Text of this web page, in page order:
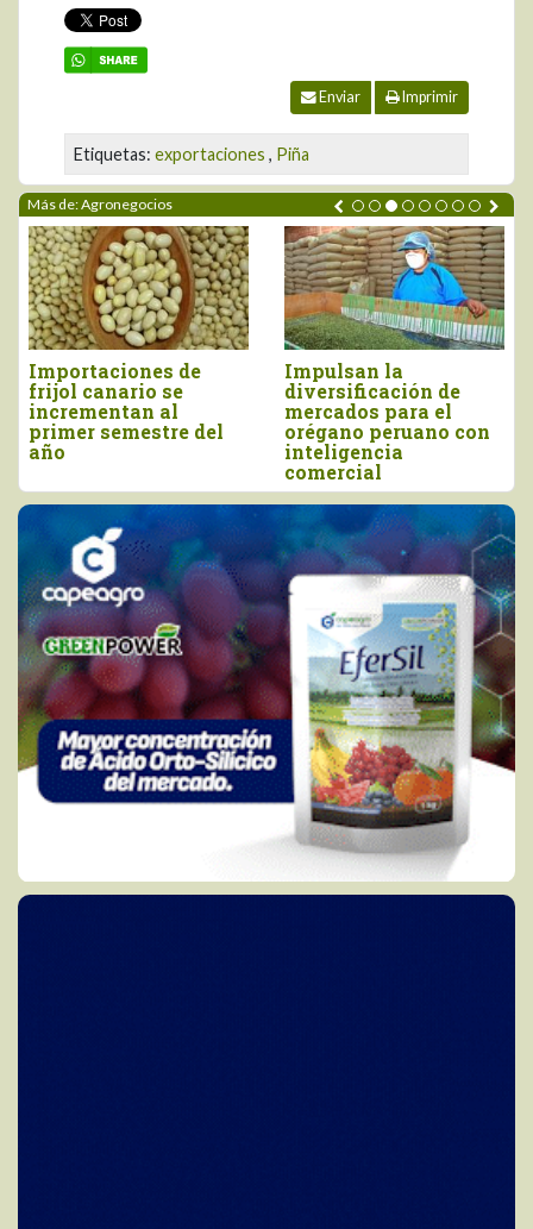
Enviar Imprimir
Etiquetas: exportaciones , Piña
Más de: Agronegocios
Importaciones de
frijol canario se
incrementan al
primer semestre del
año
Impulsan la
diversificación de
mercados para el
orégano peruano con
inteligencia
comercial